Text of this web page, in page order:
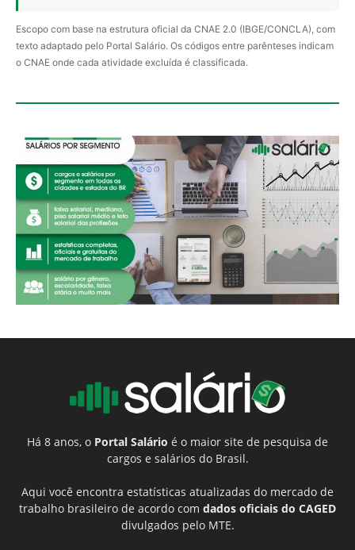
Escopo com base na estrutura oficial da CNAE 2.0 (IBGE/CONCLA), com
texto adaptado pelo Portal Salário. Os códigos entre parênteses indicam
o CNAE onde cada atividade excluída é classificada.
Há 8 anos, o Portal Salário é o maior site de pesquisa de
cargos e salários do Brasil.
Aqui você encontra estatísticas atualizadas do mercado de
trabalho brasileiro de acordo com dados oficiais do CAGED
divulgados pelo MTE.